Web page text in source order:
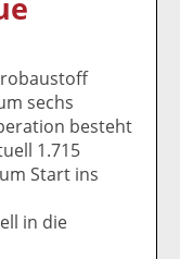
k
uf
F
ac
e
b
o
wi
tt
er
n
uf
Li
n
k
e
m
l
e
sechs
besteht
1.715
Start ins
in die